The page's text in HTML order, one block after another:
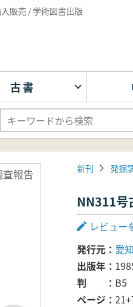
販売 / 学術図書出版
古書
報告
新刊 発掘
NN311号
レビュー
発行元
愛
出版年
判
B5
ページ